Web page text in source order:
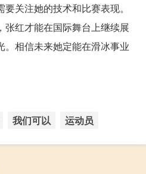
关注她的技术和比赛表现。
张红才能在国际舞台上继续展
。相信未来她定能在滑冰事业
我们可以 运动员